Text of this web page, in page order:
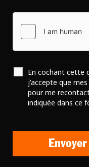
En cochant cette
j'accepte que
pour me
indiquée dans ce